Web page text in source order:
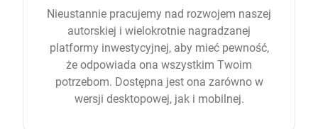
Nieustannie pracujemy nad rozwojem naszej
autorskiej i wielokrotnie nagradzanej
platformy inwestycyjnej, aby mieć pewność,
że odpowiada ona wszystkim Twoim
potrzebom. Dostępna jest ona zarówno w
wersji desktopowej, jak i mobilnej.